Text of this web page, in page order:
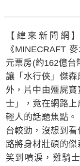
【緯來新聞網
《MINECRAFT
元票房(約162億台
讓「水行俠」傑
外，片中由殭屍
士」，竟在網路
輕人的話題焦點。
台較勁，沒想到
路將身材壯碩的
笑到噴淚，雞騎